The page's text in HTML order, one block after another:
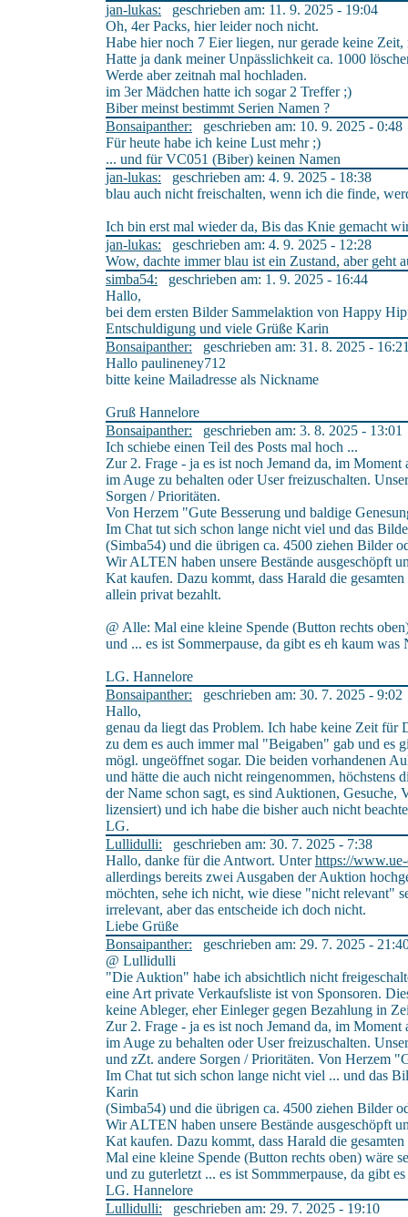
jan-lukas: geschrieben am: 11. 9. 2025 - 19:04
Oh, 4er Packs, hier leider noch nicht.
Habe hier noch 7 Eier liegen, nur gerade keine
Hatte ja dank meiner Unpässlichkeit ca. 1000
Werde aber zeitnah mal hochladen.
im 3er Mädchen hatte ich sogar 2 Treffer ;)
Biber meinst bestimmt Serien Namen ?
Bonsaipanther: geschrieben am: 10. 9. 2025 - 0:48
Für heute habe ich keine Lust mehr ;)
... und für VC051 (Biber) keinen Namen
jan-lukas: geschrieben am: 4. 9. 2025 - 18:38
blau auch nicht freischalten, wenn ich die finde,
Ich bin erst mal wieder da, Bis das Knie gemacht
jan-lukas: geschrieben am: 4. 9. 2025 - 12:28
Wow, dachte immer blau ist ein Zustand, aber geht
simba54: geschrieben am: 1. 9. 2025 - 16:44
Hallo,
bei dem ersten Bilder Sammelaktion von Happy
Entschuldigung und viele Grüße Karin
Bonsaipanther: geschrieben am: 31. 8. 2025 -
Hallo paulineney712
bitte keine Mailadresse als Nickname
Gruß Hannelore
Bonsaipanther: geschrieben am: 3. 8. 2025 - 13:01
Ich schiebe einen Teil des Posts mal hoch ...
Zur 2. Frage - ja es ist noch Jemand da, im
im Auge zu behalten oder User freizuschalten.
Sorgen / Prioritäten.
Von Herzem "Gute Besserung und baldige
Im Chat tut sich schon lange nicht viel und das
(Simba54) und die übrigen ca. 4500 ziehen Bilder
Wir ALTEN haben unsere Bestände ausgeschöpft
Kat kaufen. Dazu kommt, dass Harald die
allein privat bezahlt.
@ Alle: Mal eine kleine Spende (Button rechts
und ... es ist Sommerpause, da gibt es eh kaum was
LG. Hannelore
Bonsaipanther: geschrieben am: 30. 7. 2025 - 9:02
Hallo,
genau da liegt das Problem. Ich habe keine Zeit
zu dem es auch immer mal "Beigaben" gab und es
mögl. ungeöffnet sogar. Die beiden vorhandenen
und hätte die auch nicht reingenommen,
der Name schon sagt, es sind Auktionen,
lizensiert) und ich habe die bisher auch nicht
LG.
Lullidulli: geschrieben am: 30. 7. 2025 - 7:38
Hallo, danke für die Antwort. Unterhttps://
allerdings bereits zwei Ausgaben der Auktion
möchten, sehe ich nicht, wie diese "nicht relevant"
irrelevant, aber das entscheide ich doch nicht.
Liebe Grüße
Bonsaipanther: geschrieben am: 29. 7. 2025 -
@ Lullidulli
"Die Auktion" habe ich absichtlich nicht
eine Art private Verkaufsliste ist von Sponsoren.
keine Ableger, eher Einleger gegen Bezahlung in
Zur 2. Frage - ja es ist noch Jemand da, im
im Auge zu behalten oder User freizuschalten.
und zZt. andere Sorgen / Prioritäten. Von Herzem
Im Chat tut sich schon lange nicht viel ... und das
Karin
(Simba54) und die übrigen ca. 4500 ziehen Bilder
Wir ALTEN haben unsere Bestände ausgeschöpft
Kat kaufen. Dazu kommt, dass Harald die
Mal eine kleine Spende (Button rechts oben) wäre
und zu guterletzt ... es ist Sommmerpause, da gibt
LG. Hannelore
Lullidulli: geschrieben am: 29. 7. 2025 - 19:10